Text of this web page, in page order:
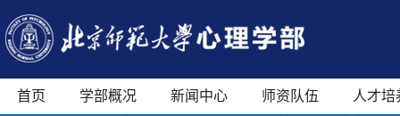
首页 学部概况 新闻中心 师资队伍 人才培